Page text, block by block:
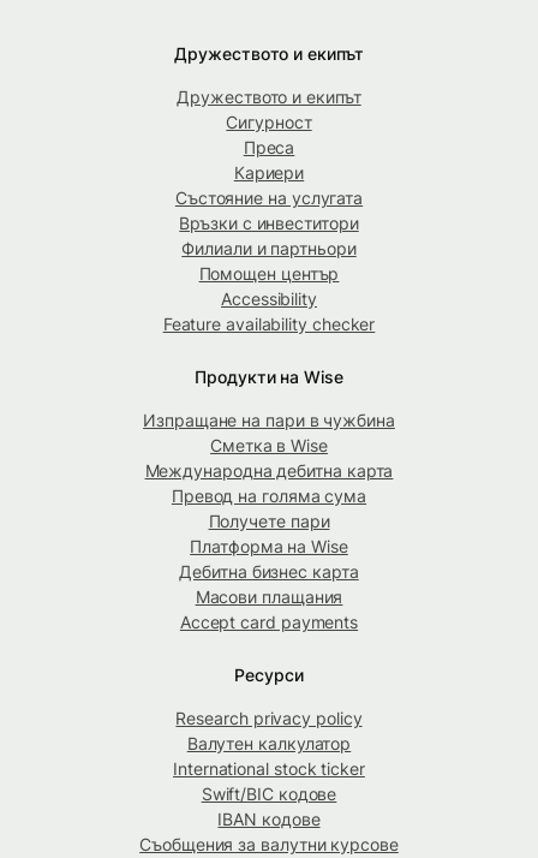
Дружеството и екипът
Дружеството и екипът
Сигурност
Преса
Кариери
Състояние на услугата
Връзки с инвеститори
Филиали и партньори
Помощен център
Accessibility
Feature availability checker
Продукти на Wise
Изпращане на пари в чужбина
Сметка в Wise
Международна дебитна карта
Превод на голяма сума
Получете пари
Платформа на Wise
Дебитна бизнес карта
Масови плащания
Accept card payments
Ресурси
Research privacy policy
Валутен калкулатор
International stock ticker
Swift/BIC кодове
IBAN кодове
Съобщения за валутни курсове